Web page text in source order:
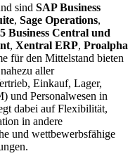
sind SAP Business
, Sage Operations,
Business Central und
, Xentral ERP, Proalpha
für den Mittelstand bieten
aller
Einkauf, Lager,
und Personalwesen in
dabei auf Flexibilität,
in andere
und wettbewerbsfähige